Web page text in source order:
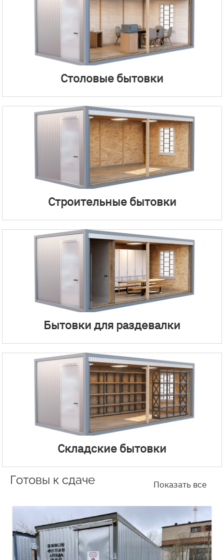
Столовые бытовки
Строительные бытовки
Бытовки для раздевалки
Складские бытовки
Готовы к сдаче Показать все